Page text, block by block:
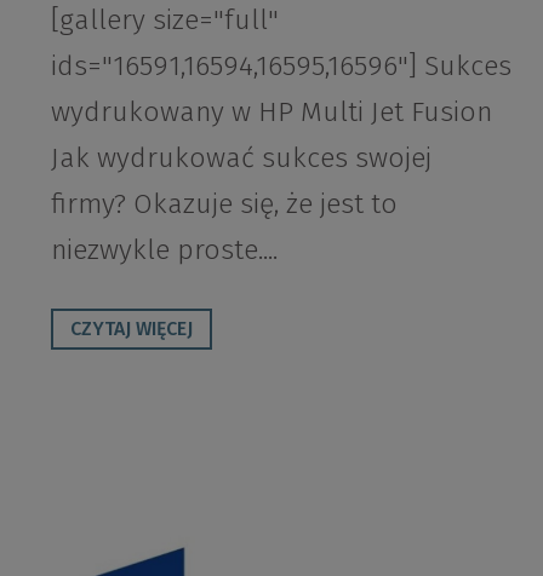
[gallery size="full"
ids="16591,16594,16595,16596"] Sukces
wydrukowany w HP Multi Jet Fusion
Jak wydrukować sukces swojej
firmy? Okazuje się, że jest to
niezwykle proste....
CZYTAJ WIĘCEJ